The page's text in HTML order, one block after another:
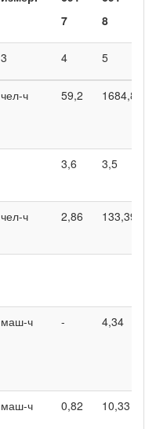
7
8
3 4 5
чел-ч 59,2 1684,8
3,6 3,5
чел-ч 2,86 133,39
маш-ч - 4,34
маш-ч 0,82 10,33